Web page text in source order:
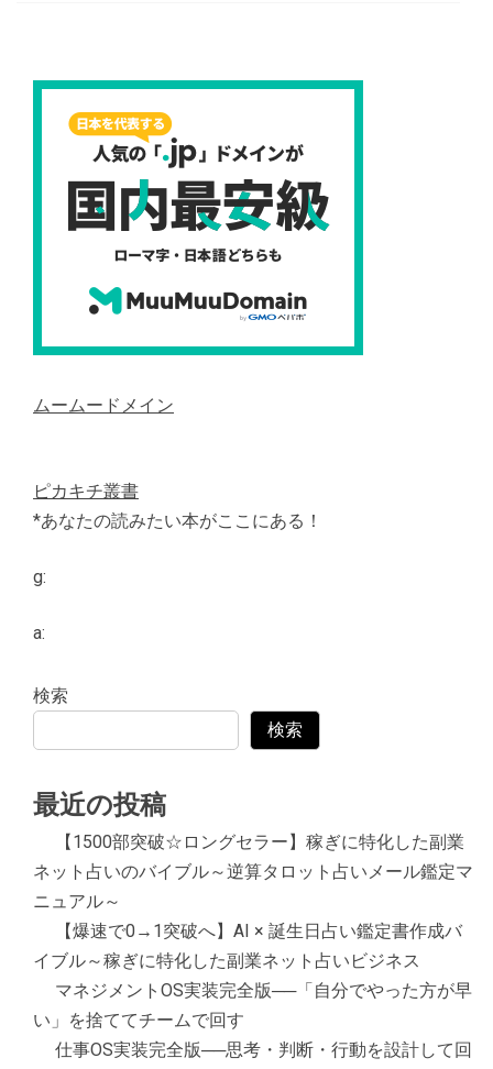
ムームードメイン
ピカキチ叢書
*あなたの読みたい本がここにある！
g:
a:
検索
検索
最近の投稿
【1500部突破☆ロングセラー】稼ぎに特化した副業
ネット占いのバイブル～逆算タロット占いメール鑑定マ
ニュアル～
【爆速で0→1突破へ】AI × 誕生日占い鑑定書作成バ
イブル～稼ぎに特化した副業ネット占いビジネス
マネジメントOS実装完全版──「自分でやった方が早
い」を捨ててチームで回す
仕事OS実装完全版──思考・判断・行動を設計して回